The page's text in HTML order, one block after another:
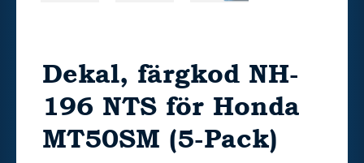
Dekal, färgkod NH-
196 NTS för Honda
MT50SM (5-Pack)